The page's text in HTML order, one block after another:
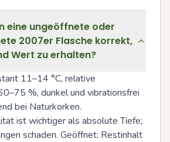
eine ungeöffnete oder
2007er Flasche korrekt,
Wert zu erhalten?
11–14 °C, relative
%, dunkel und vibrationsfrei
bei Naturkorken.
ist wichtiger als absolute Tiefe;
schaden. Geöffnet: Restinhalt